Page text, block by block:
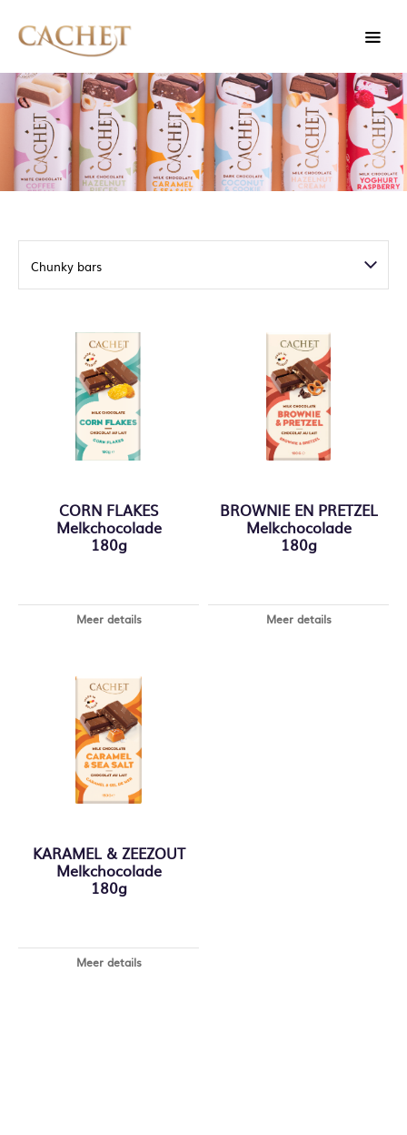
CORN FLAKES
Melkchocolade
180g
Meer details
BROWNIE EN PRETZEL
Melkchocolade
180g
Meer details
KARAMEL & ZEEZOUT
Melkchocolade
180g
Meer details